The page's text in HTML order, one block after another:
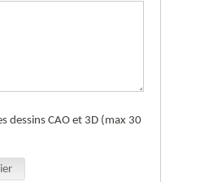
dessins CAO et 3D (max 30